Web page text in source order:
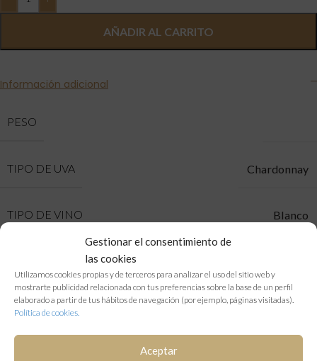
Gestionar el consentimiento de
las cookies
Utilizamos cookies propias y de terceros para analizar el uso del sitio web y
mostrarte publicidad relacionada con tus preferencias sobre la base de un perfil
elaborado a partir de tus hábitos de navegación (por ejemplo, páginas visitadas).
Política de cookies.
Aceptar
AÑADIR AL CARRITO
Información adicional
PESO
TIPO DE UVA Chardonnay
TIPO DE VINO Blanco
VINO VEGANO Vino Vegano